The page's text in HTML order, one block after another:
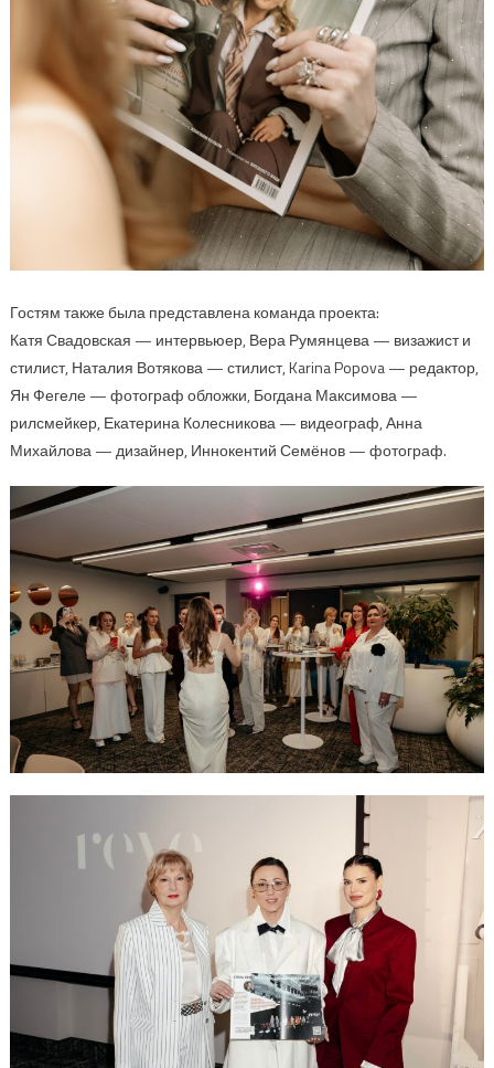
Гостям также была представлена команда проекта:
Катя Свадовская — интервьюер, Вера Румянцева — визажист и
стилист, Наталия Вотякова — стилист, Karina Popova — редактор,
Ян Фегеле — фотограф обложки, Богдана Максимова —
рилсмейкер, Екатерина Колесникова — видеограф, Анна
Михайлова — дизайнер, Иннокентий Семёнов — фотограф.